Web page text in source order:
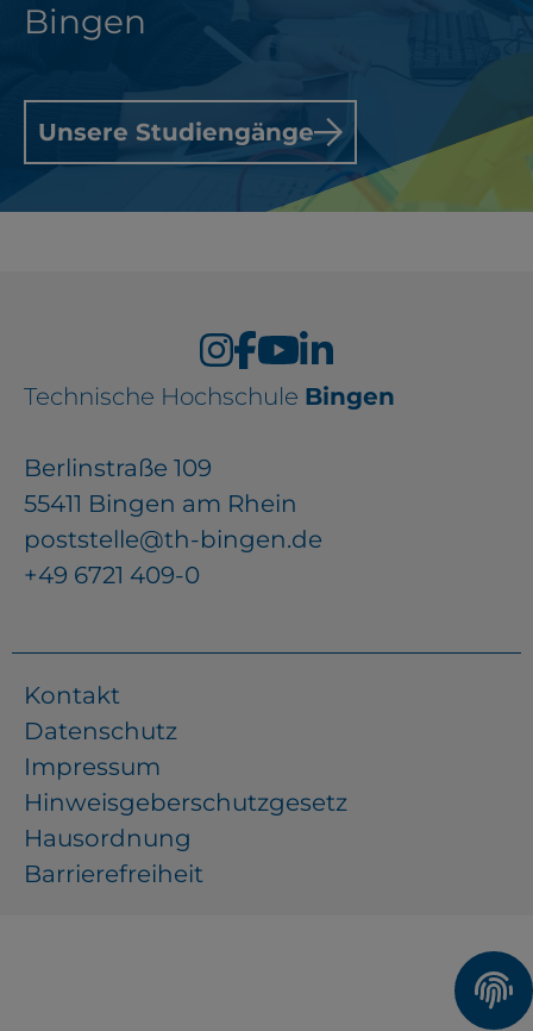
Bingen
Unsere Studiengänge
Technische Hochschule Bingen
Berlinstraße 109
55411 Bingen am Rhein
poststelle@th-bingen.de
+49 6721 409-0
Kontakt
Datenschutz
Impressum
Hinweisgeberschutzgesetz
Hausordnung
Barrierefreiheit